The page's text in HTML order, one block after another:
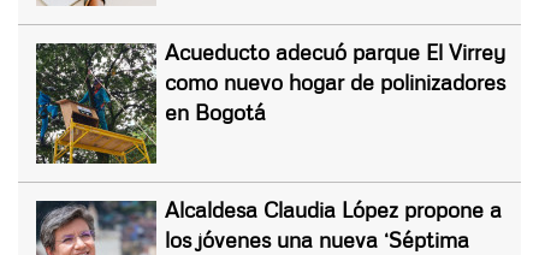
Acueducto adecuó parque El Virrey
como nuevo hogar de polinizadores
en Bogotá
Alcaldesa Claudia López propone a
los jóvenes una nueva ‘Séptima